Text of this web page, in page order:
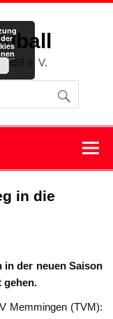
e. V.
in die
in der neuen Saison
gehen.
Memmingen (TVM):